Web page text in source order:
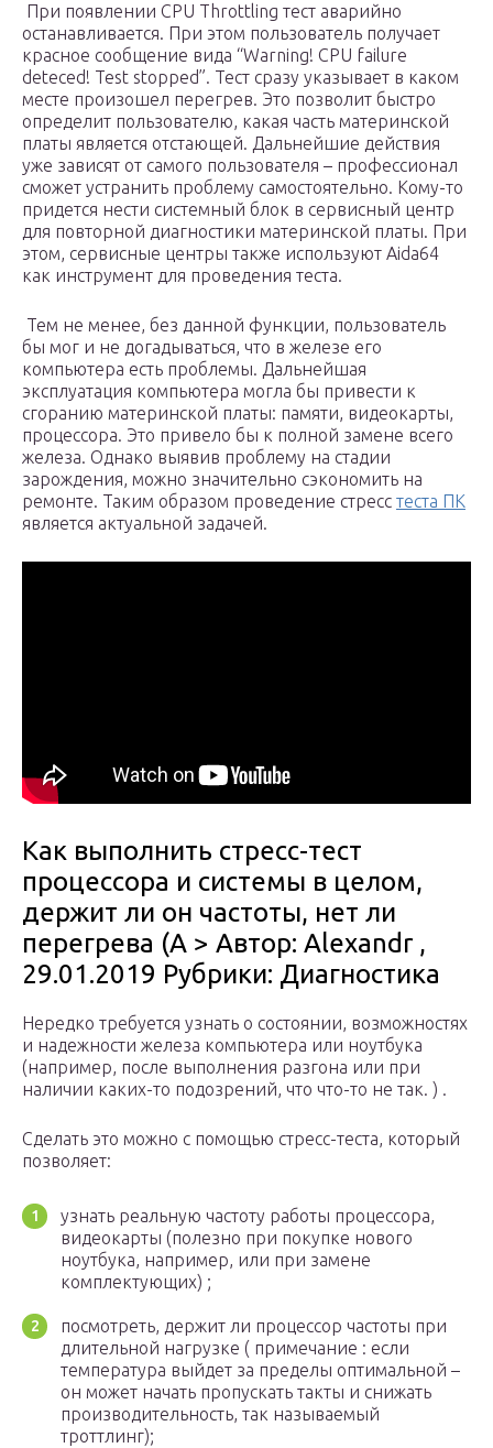
При появлении CPU Throttling тест аварийно
останавливается. При этом пользователь получает
красное сообщение вида “Warning! CPU failure
deteced! Test stopped”. Тест сразу указывает в каком
месте произошел перегрев. Это позволит быстро
определит пользователю, какая часть материнской
платы является отстающей. Дальнейшие действия
уже зависят от самого пользователя – профессионал
сможет устранить проблему самостоятельно. Кому-то
придется нести системный блок в сервисный центр
для повторной диагностики материнской платы. При
этом, сервисные центры также используют Aida64
как инструмент для проведения теста.
Тем не менее, без данной функции, пользователь
бы мог и не догадываться, что в железе его
компьютера есть проблемы. Дальнейшая
эксплуатация компьютера могла бы привести к
сгоранию материнской платы: памяти, видеокарты,
процессора. Это привело бы к полной замене всего
железа. Однако выявив проблему на стадии
зарождения, можно значительно сэкономить на
ремонте. Таким образом проведение стресс теста ПК
является актуальной задачей.
Как выполнить стресс-тест
процессора и системы в целом,
держит ли он частоты, нет ли
перегрева (A > Автор: Alexandr ,
29.01.2019 Рубрики: Диагностика
Нередко требуется узнать о состоянии, возможностях
и надежности железа компьютера или ноутбука
(например, после выполнения разгона или при
наличии каких-то подозрений, что что-то не так. ) .
Сделать это можно с помощью стресс-теста, который
позволяет:
узнать реальную частоту работы процессора,
видеокарты (полезно при покупке нового
ноутбука, например, или при замене
комплектующих) ;
посмотреть, держит ли процессор частоты при
длительной нагрузке ( примечание : если
температура выйдет за пределы оптимальной –
он может начать пропускать такты и снижать
производительность, так называемый
троттлинг);